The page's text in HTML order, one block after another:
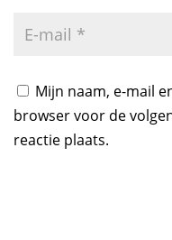
Mijn naam, e-mail
browser voor de
reactie plaats.